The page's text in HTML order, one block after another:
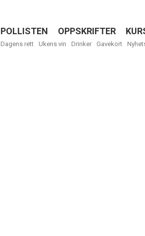
Menu
POLLISTEN OPPSKRIFTER
Dagens rett Ukens vin Drinker Gavekort